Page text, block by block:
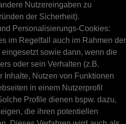
Nutzereingaben zu
der Sicherheit).
Personalisierungs-Cookies:
im Regelfall auch im Rahmen der
sowie dann, wenn die
oder sein Verhalten (z.B.
Inhalte, Nutzen von Funktionen
in einem Nutzerprofil
Profile dienen bspw. dazu,
die ihren potentiellen